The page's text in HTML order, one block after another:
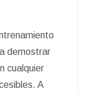
demostrar
cualquier
A